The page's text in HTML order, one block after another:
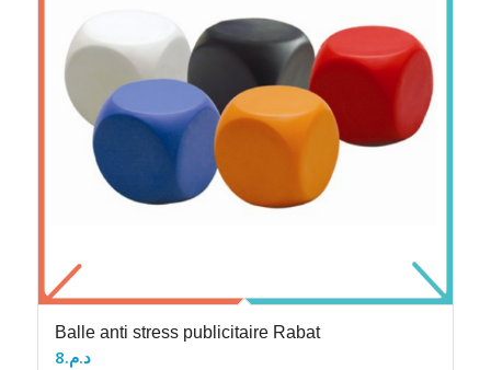
Balle anti stress publicitaire Rabat
د.م.8